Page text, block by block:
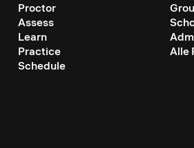
Proctor
Assess
Learn
Practice
Schedule
Alle